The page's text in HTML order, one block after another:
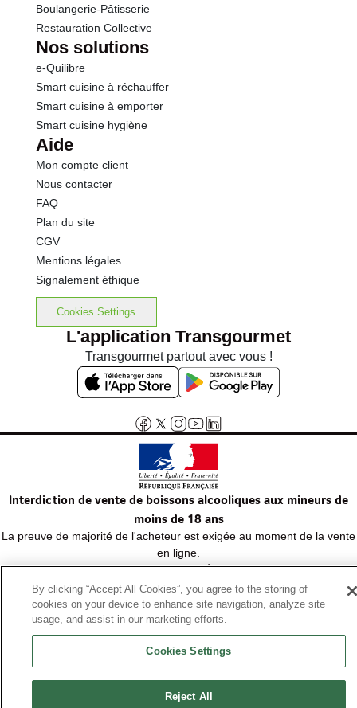
Boulangerie-Pâtisserie
Restauration Collective
Nos solutions
e-Quilibre
Smart cuisine à réchauffer
Smart cuisine à emporter
Smart cuisine hygiène
Aide
Mon compte client
Nous contacter
FAQ
Plan du site
CGV
Mentions légales
Signalement éthique
Cookies Settings
L'application Transgourmet
Transgourmet partout avec vous !
Interdiction de vente de boissons alcooliques aux mineurs de
moins de 18 ans
La preuve de majorité de l'acheteur est exigée au moment de la vente
en ligne.
Code de la santé publique, Aar.l.3342-1 et l.3353-3
© Tous droits réservés
By clicking “Accept All Cookies”, you agree to the storing of
cookies on your device to enhance site navigation, analyze site
usage, and assist in our marketing efforts.
Cookies Settings
Reject All